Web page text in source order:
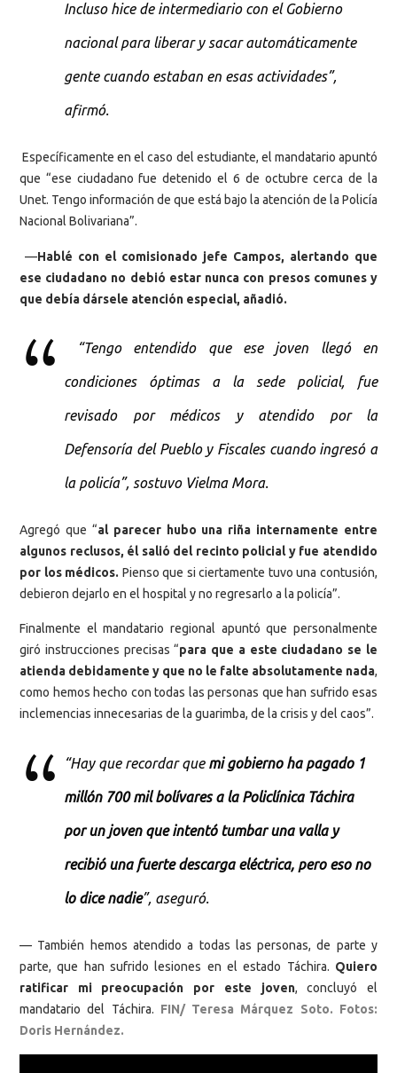
Incluso hice de intermediario con el Gobierno
nacional para liberar y sacar automáticamente
gente cuando estaban en esas actividades”,
afirmó.
Específicamente en el caso del estudiante, el mandatario apuntó
que “ese ciudadano fue detenido el 6 de octubre cerca de la
Unet. Tengo información de que está bajo la atención de la Policía
Nacional Bolivariana”.
—Hablé con el comisionado jefe Campos, alertando que
ese ciudadano no debió estar nunca con presos comunes y
que debía dársele atención especial, añadió.
“Tengo entendido que ese joven llegó en
condiciones óptimas a la sede policial, fue
revisado por médicos y atendido por la
Defensoría del Pueblo y Fiscales cuando ingresó a
la policía”, sostuvo Vielma Mora.
Agregó que “al parecer hubo una riña internamente entre
algunos reclusos, él salió del recinto policial y fue atendido
por los médicos. Pienso que si ciertamente tuvo una contusión,
debieron dejarlo en el hospital y no regresarlo a la policía”.
Finalmente el mandatario regional apuntó que personalmente
giró instrucciones precisas “para que a este ciudadano se le
atienda debidamente y que no le falte absolutamente nada,
como hemos hecho con todas las personas que han sufrido esas
inclemencias innecesarias de la guarimba, de la crisis y del caos”.
“Hay que recordar quemi gobierno ha pagado 1
millón 700 mil bolívares a la Policlínica Táchira
por un joven que intentó tumbar una valla y
recibió una fuerte descarga eléctrica, pero eso no
lo dice nadie”, aseguró.
— También hemos atendido a todas las personas, de parte y
parte, que han sufrido lesiones en el estado Táchira. Quiero
ratificar mi preocupación por este joven, concluyó el
mandatario del Táchira. FIN/ Teresa Márquez Soto. Fotos:
Doris Hernández.